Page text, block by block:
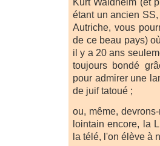
Kurt Waldheim (et
étant un ancien
Autriche, vous
de ce beau pays)
il y a 20 ans
toujours bondé
pour admirer une
de juif tatoué ;
ou, même,
lointain encore, la
la télé, l'on élève à